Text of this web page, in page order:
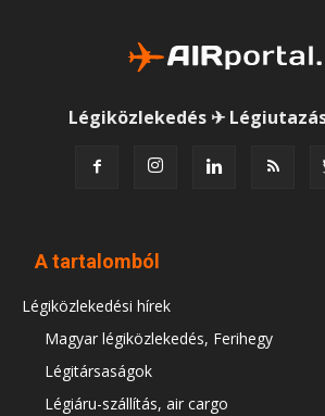
Légiközlekedés ✈
A tartalomból
Légiközlekedési hírek
Magyar légiközlekedés, Ferihegy
Légitársaságok
Légiáru-szállítás, air cargo